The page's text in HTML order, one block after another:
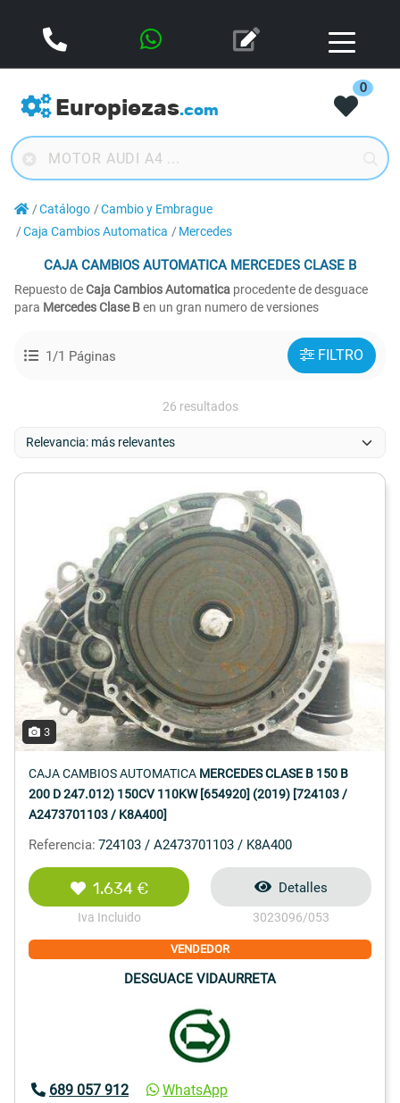
Europiezas.com
0
Catálogo
Cambio y Embrague
Caja Cambios Automatica
Mercedes
CAJA CAMBIOS AUTOMATICAMERCEDES CLASE B
Repuesto deCaja Cambios Automatica procedente de desguace
para Mercedes Clase Ben un gran numero de versiones
1/1 Páginas FILTRO
26 resultados
3
CAJA CAMBIOS AUTOMATICA MERCEDES CLASE B 150 B
200 D 247.012) 150CV 110KW [654920] (2019) [724103 /
A2473701103 / K8A400]
Referencia: 724103 / A2473701103 / K8A400
1.634 €
Iva Incluido
Detalles
3023096/053
VENDEDOR
DESGUACE VIDAURRETA
689 057 912
WhatsApp